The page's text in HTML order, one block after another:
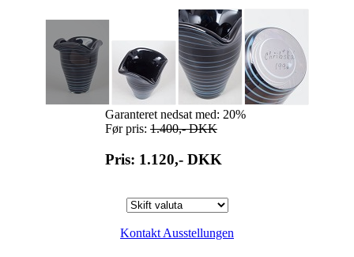
Garanteret nedsat med: 20%
Før pris: 1.400,-DKK
Pris: 1.120,- DKK
Kontakt Ausstellungen